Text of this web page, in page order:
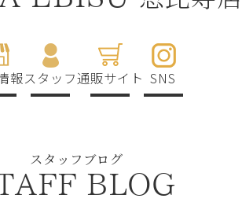
報スタッフ通販サイト SNS
スタッフブログ
BLOG